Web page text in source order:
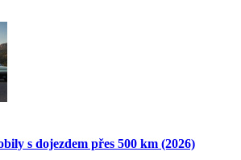
s dojezdem přes 500 km (2026)